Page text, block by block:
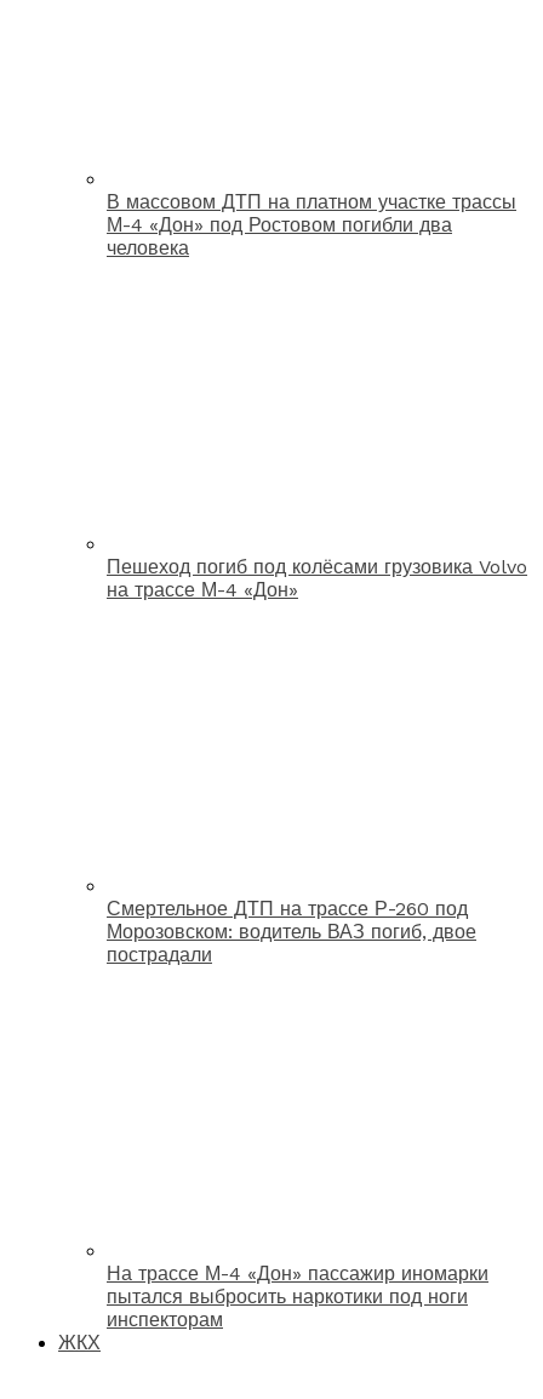
В массовом ДТП на платном участке трассы
М-4 «Дон» под Ростовом погибли два
человека
Пешеход погиб под колёсами грузовика Volvo
на трассе М-4 «Дон»
Смертельное ДТП на трассе Р-260 под
Морозовском: водитель ВАЗ погиб, двое
пострадали
На трассе М-4 «Дон» пассажир иномарки
пытался выбросить наркотики под ноги
инспекторам
ЖКХ